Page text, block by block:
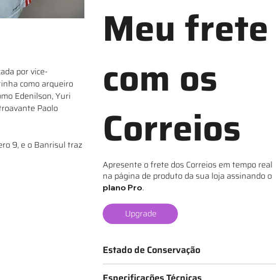
por vice-
como arqueiro
Edenilson, Yuri
Paolo
9, e o Banrisul traz
Meu frete
com os
Correios
Upgrade
Apresente o frete dos Correios em tempo real
na página de produto da sua loja assinando o
plano Pro.
Estado de Conservação